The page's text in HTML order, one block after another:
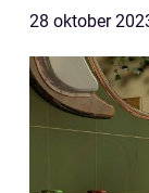
28 oktober